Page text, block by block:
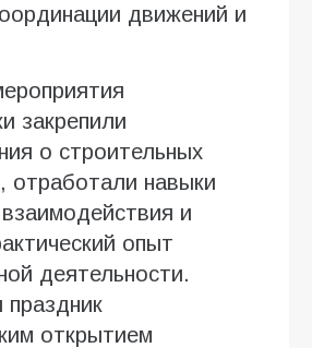
движений и
закрепили
о строительных
отработали навыки
и
опыт
деятельности.
открытием